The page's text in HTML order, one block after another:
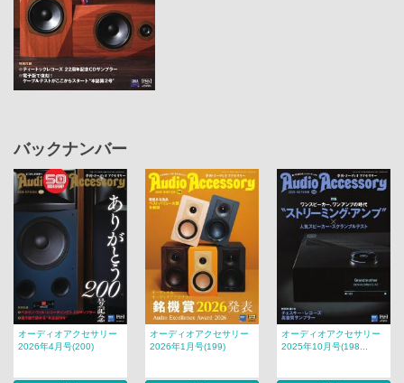
バックナンバー
オーディオアクセサリー
2026年4月号(200)
オーディオアクセサリー
2026年1月号(199)
オーディオアクセサリー
2025年10月号(198...